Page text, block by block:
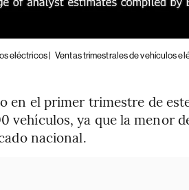
eléctricos | Ventas trimestrales de vehículos
en el primer trimestre de
vehículos, ya que la menor
nacional.